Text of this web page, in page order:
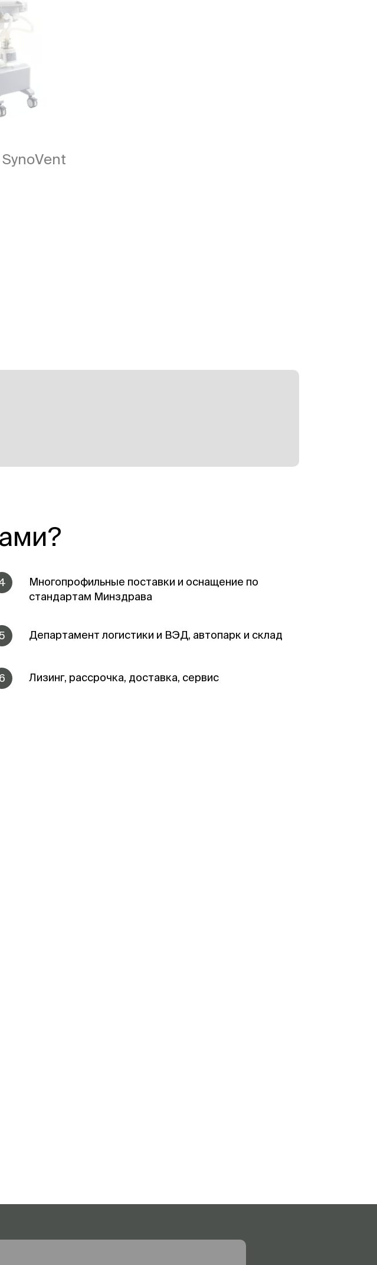
Многопрофильные поставки и оснащение по
стандартам Минздрава
Департамент логистики и ВЭД, автопарк и склад
6 Лизинг, рассрочка, доставка, сервис